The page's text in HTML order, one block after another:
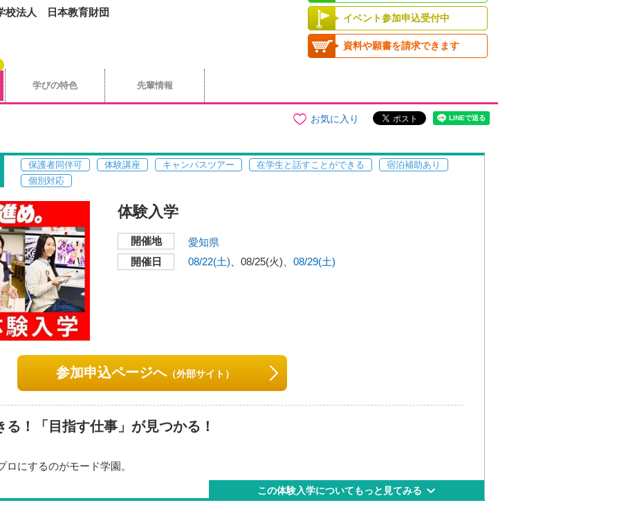
校法人 日本教育財団 イベント参加申込受付中
資料や願書を請求できます
学びの特色 先輩情報
お気に入り
保護者同伴可 体験講座 キャンパスツアー 在学生と話すことができる
宿泊補助あり
個別対応
体験入学
開催地
愛知県
開催日
08/22(土) 08/25(火) 08/29(土)
参加申込ページへ（外部サイト）
る！「目指す仕事」が見つかる！
にするのがモード学園。
モード学園を確認しよう！実際の仕事や業界のことから、カリキュラムについてわかりやすく解説
業界直結の教育環境を体感してください。
この体験入学についてもっと見てみる